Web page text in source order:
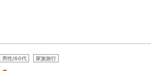
男性/60代 家族旅行